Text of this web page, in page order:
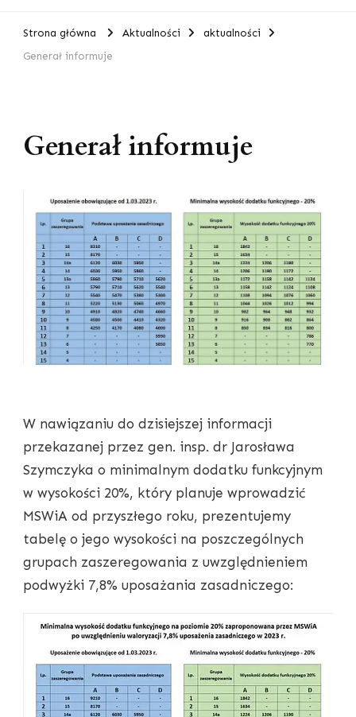
Strona główna Aktualności
aktualności
Generał informuje
Generał informuje
W nawiązaniu do dzisiejszej informacji
przekazanej przez gen. insp. dr Jarosława
Szymczyka o minimalnym dodatku funkcyjnym
w wysokości 20%, który planuje wprowadzić
MSWiA od przyszłego roku, prezentujemy
tabelę o jego wysokości na poszczególnych
grupach zaszeregowania z uwzględnieniem
podwyżki 7,8% uposażania zasadniczego: